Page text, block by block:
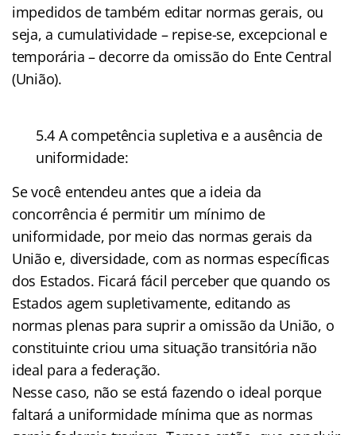
impedidos de também editar normas gerais, ou
seja, a cumulatividade – repise-se, excepcional e
temporária – decorre da omissão do Ente Central
(União).
5.4 A competência supletiva e a ausência de
uniformidade:
Se você entendeu antes que a ideia da
concorrência é permitir um mínimo de
uniformidade, por meio das normas gerais da
União e, diversidade, com as normas específicas
dos Estados. Ficará fácil perceber que quando os
Estados agem supletivamente, editando as
normas plenas para suprir a omissão da União, o
constituinte criou uma situação transitória não
ideal para a federação.
Nesse caso, não se está fazendo o ideal porque
faltará a uniformidade mínima que as normas